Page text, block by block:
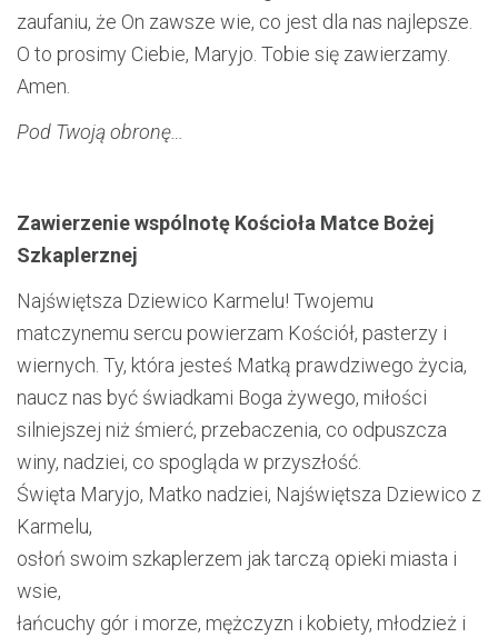
zaufaniu, że On zawsze wie, co jest dla nas najlepsze.
O to prosimy Ciebie, Maryjo. Tobie się zawierzamy.
Amen.
Pod Twoją obronę…
Zawierzenie wspólnotę Kościoła Matce Bożej
Szkaplerznej
Najświętsza Dziewico Karmelu! Twojemu
matczynemu sercu powierzam Kościół, pasterzy i
wiernych. Ty, która jesteś Matką prawdziwego życia,
naucz nas być świadkami Boga żywego, miłości
silniejszej niż śmierć, przebaczenia, co odpuszcza
winy, nadziei, co spogląda w przyszłość.
Święta Maryjo, Matko nadziei, Najświętsza Dziewico z
Karmelu,
osłoń swoim szkaplerzem jak tarczą opieki miasta i
wsie,
łańcuchy gór i morze, mężczyzn i kobiety, młodzież i